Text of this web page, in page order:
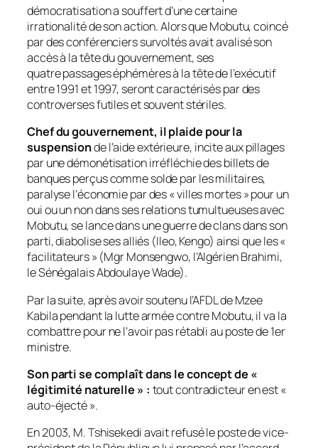
démocratisation a souffert d’une certaine
irrationalité de son action. Alors que Mobutu, coincé
par des conférenciers survoltés avait avalisé son
accès à la tête du gouvernement, ses
quatre passages éphémères à la tête de l’exécutif
entre 1991 et 1997, seront caractérisés par des
controverses futiles et souvent stériles.
Chef du gouvernement, il plaide pour la
suspensionde l’aide extérieure, incite aux pillages
par une démonétisation irréfléchie des billets de
banques perçus comme solde par les militaires,
paralyse l’économie par des « villes mortes » pour un
oui ou un non dans ses relations tumultueuses avec
Mobutu, se lance dans une guerre de clans dans son
parti, diabolise ses alliés (Ileo, Kengo) ainsi que les «
facilitateurs » (Mgr Monsengwo, l’Algérien Brahimi,
le Sénégalais Abdoulaye Wade).
Par la suite, après avoir soutenu l’AFDL de Mzee
Kabila pendant la lutte armée contre Mobutu, il va la
combattre pour ne l’avoir pas rétabli au poste de 1er
ministre.
Son parti se complaît dans le concept de «
légitimité naturelle » : tout contradicteur en est «
auto-éjecté ».
En 2003, M. Tshisekedi avait refusé le poste de vice-